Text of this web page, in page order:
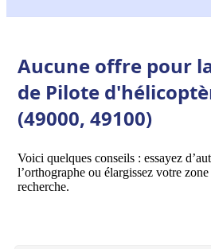
Aucune offre pour
de Pilote
(49000, 49100)
Voici quelques conseils : essayez
l’orthographe ou élargissez votre
recherche.